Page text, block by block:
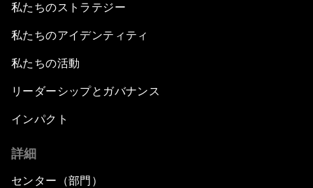
私たちのストラテジー
私たちのアイデンティティ
私たちの活動
リーダーシップとガバナンス
インパクト
詳細
センター（部門）